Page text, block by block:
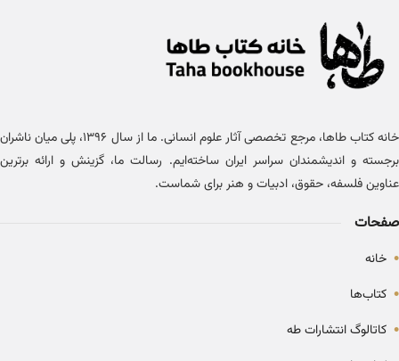
خانه کتاب طاها، مرجع تخصصی آثار علوم انسانی. ما از سال ۱۳۹۶، پلی میان ناشران
برجسته و اندیشمندان سراسر ایران ساخته‌ایم. رسالت ما، گزینش و ارائه برترین
عناوین فلسفه، حقوق، ادبیات و هنر برای شماست.
صفحات
• خانه
• کتاب‌ها
• کاتالوگ انتشارات طه